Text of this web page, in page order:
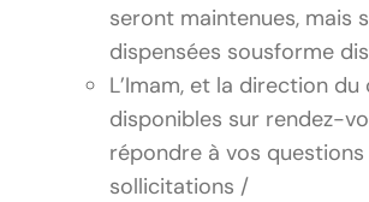
seront maintenues, mais
dispensées sousforme
L’Imam, et la direction
disponibles sur rendez-
répondre à vos
sollicitations /